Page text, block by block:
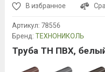
В избранное
Артикул: 78556
Бренд: ТЕХНОНИКОЛЬ
Труба ТН ПВХ,